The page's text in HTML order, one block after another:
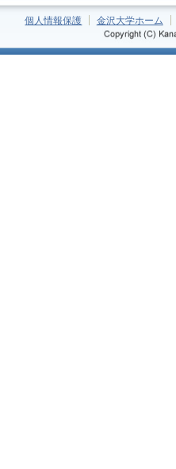
個人情報保護 金沢大学ホーム